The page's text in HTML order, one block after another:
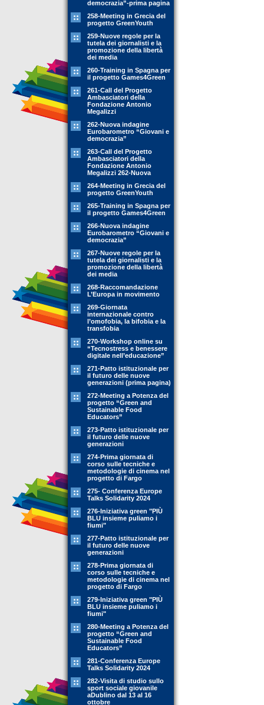
democrazia”-prima pagina
258-Meeting in Grecia del
progetto GreenYouth
259-Nuove regole per la
tutela dei giornalisti e la
promozione della libertà
dei media
260-Training in Spagna per
il progetto Games4Green
261-Call del Progetto
Ambasciatori della
Fondazione Antonio
Megalizzi
262-Nuova indagine
Eurobarometro “Giovani e
democrazia”
263-Call del Progetto
Ambasciatori della
Fondazione Antonio
Megalizzi 262-Nuova
264-Meeting in Grecia del
progetto GreenYouth
265-Training in Spagna per
il progetto Games4Green
266-Nuova indagine
Eurobarometro “Giovani e
democrazia”
267-Nuove regole per la
tutela dei giornalisti e la
promozione della libertà
dei media
268-Raccomandazione
L’Europa in movimento
269-Giornata
internazionale contro
l’omofobia, la bifobia e la
transfobia
270-Workshop online su
“Tecnostress e benessere
digitale nell’educazione”
271-Patto istituzionale per
il futuro delle nuove
generazioni (prima pagina)
272-Meeting a Potenza del
progetto “Green and
Sustainable Food
Educators”
273-Patto istituzionale per
il futuro delle nuove
generazioni
274-Prima giornata di
corso sulle tecniche e
metodologie di cinema nel
progetto di Fargo
275- Conferenza Europe
Talks Solidarity 2024
276-Iniziativa green "PIÙ
BLU insieme puliamo i
fiumi"
277-Patto istituzionale per
il futuro delle nuove
generazioni
278-Prima giornata di
corso sulle tecniche e
metodologie di cinema nel
progetto di Fargo
279-Iniziativa green "PIÙ
BLU insieme puliamo i
fiumi"
280-Meeting a Potenza del
progetto “Green and
Sustainable Food
Educators”
281-Conferenza Europe
Talks Solidarity 2024
282-Visita di studio sullo
sport sociale giovanile
aDublino dal 13 al 16
ottobre